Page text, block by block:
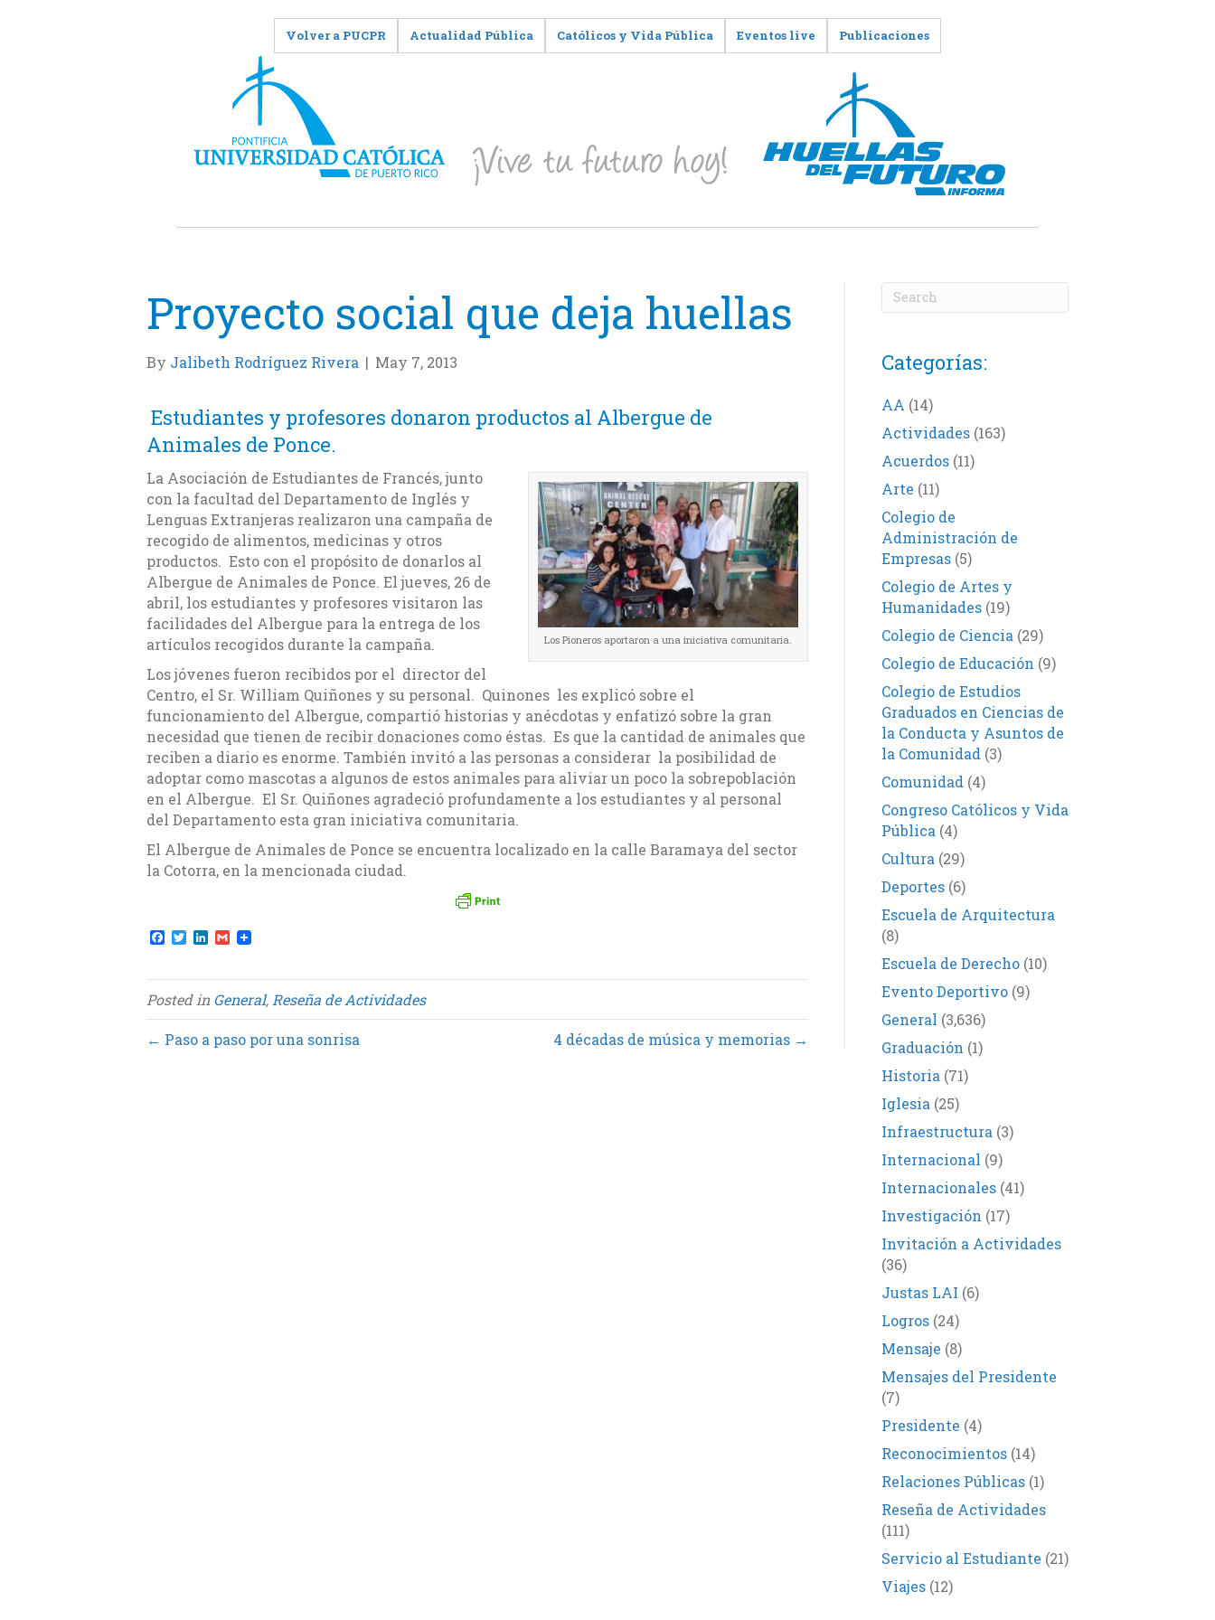
Volver a PUCPR Actualidad Pública Católicos y Vida Pública Eventos live Publicaciones
Proyecto social que deja huellas
By Jalibeth Rodríguez Rivera | May 7, 2013
Estudiantes y profesores donaron productos al Albergue de
Animales de Ponce.
Los Pioneros aportaron a una iniciativa comunitaria.
La Asociación de Estudiantes de Francés, junto
con la facultad del Departamento de Inglés y
Lenguas Extranjeras realizaron una campaña de
recogido de alimentos, medicinas y otros
productos. Esto con el propósito de donarlos al
Albergue de Animales de Ponce. El jueves, 26 de
abril, los estudiantes y profesores visitaron las
facilidades del Albergue para la entrega de los
artículos recogidos durante la campaña.
Los jóvenes fueron recibidos por el director del
Centro, el Sr. William Quiñones y su personal. Quinones les explicó sobre el
funcionamiento del Albergue, compartió historias y anécdotas y enfatizó sobre la gran
necesidad que tienen de recibir donaciones como éstas. Es que la cantidad de animales que
reciben a diario es enorme. También invitó a las personas a considerar la posibilidad de
adoptar como mascotas a algunos de estos animales para aliviar un poco la sobrepoblación
en el Albergue. El Sr. Quiñones agradeció profundamente a los estudiantes y al personal
del Departamento esta gran iniciativa comunitaria.
El Albergue de Animales de Ponce se encuentra localizado en la calle Baramaya del sector
la Cotorra, en la mencionada ciudad.
F
a
e
b
o
o
k
T
w
t
t
e
r
L
k
e
d
I
n
G
m
i
l
Posted inGeneral, Reseña de Actividades
← Paso a paso por una sonrisa 4 décadas de música y memorias →
Categorías:
AA (14)
Actividades(163)
Acuerdos(11)
Arte (11)
Colegio de
Administración de
Empresas(5)
Colegio de Artes y
Humanidades(19)
Colegio de Ciencia (29)
Colegio de Educación (9)
Colegio de Estudios
Graduados en Ciencias de
la Conducta y Asuntos de
la Comunidad (3)
Comunidad (4)
Congreso Católicos y Vida
Pública (4)
Cultura (29)
Deportes(6)
Escuela de Arquitectura
(8)
Escuela de Derecho(10)
Evento Deportivo(9)
General (3,636)
Graduación (1)
Historia (71)
Iglesia (25)
Infraestructura (3)
Internacional (9)
Internacionales(41)
Investigación (17)
Invitación a Actividades
(36)
Justas LAI (6)
Logros(24)
Mensaje (8)
Mensajes del Presidente
(7)
Presidente (4)
Reconocimientos(14)
Relaciones Públicas(1)
Reseña de Actividades
(111)
Servicio al Estudiante (21)
Viajes(12)